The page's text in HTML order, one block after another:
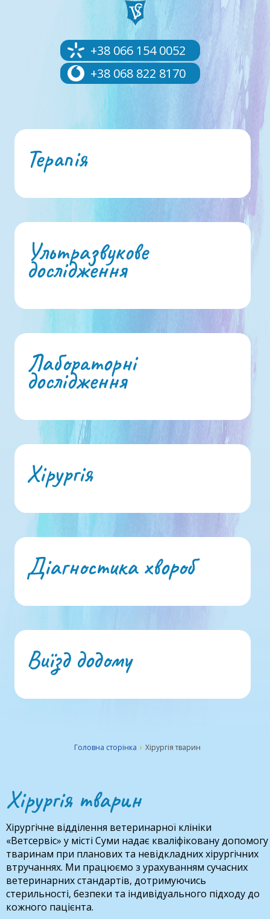
+38 066 154 0052
+38 068 822 8170
Терапія
Ультразвукове
дослідження
Лабораторні
дослідження
Хірургія
Діагностика хвороб
Виїзд додому
Головна сторiнка › Хірургія тварин
Хірургія тварин
Хірургічне відділення ветеринарної клініки
«Ветсервіс» у місті Суми надає кваліфіковану допомогу
тваринам при планових та невідкладних хірургічних
втручаннях. Ми працюємо з урахуванням сучасних
ветеринарних стандартів, дотримуючись
стерильності, безпеки та індивідуального підходу до
кожного пацієнта.